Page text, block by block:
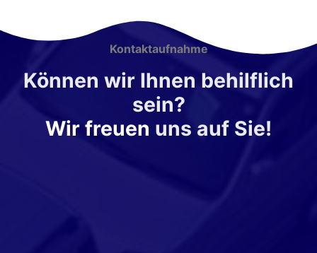
Kontaktaufnahme
Können wir Ihnen behilflich
sein?
Wir freuen uns auf Sie!